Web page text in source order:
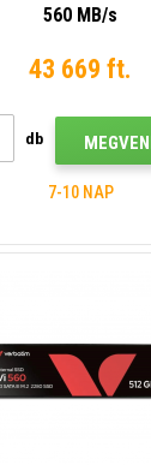
560 MB/s
43 669 ft.
db
7-10 NAP